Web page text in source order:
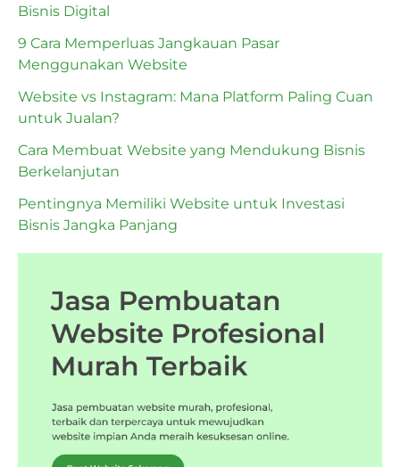
Bisnis Digital
9 Cara Memperluas Jangkauan Pasar
Menggunakan Website
Website vs Instagram: Mana Platform Paling Cuan
untuk Jualan?
Cara Membuat Website yang Mendukung Bisnis
Berkelanjutan
Pentingnya Memiliki Website untuk Investasi
Bisnis Jangka Panjang